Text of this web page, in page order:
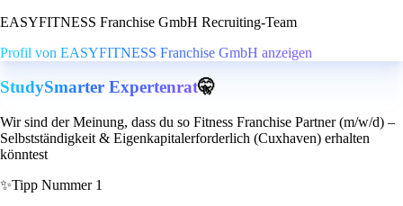
EASYFITNESS Franchise GmbH Recruiting-Team
Profil von EASYFITNESS Franchise GmbH anzeigen
StudySmarter Expertenrat🤫
Wir sind der Meinung, dass du so Fitness Franchise Partner (m/w/d) –
Selbstständigkeit & Eigenkapitalerforderlich (Cuxhaven) erhalten
könntest
✨Tipp Nummer 1